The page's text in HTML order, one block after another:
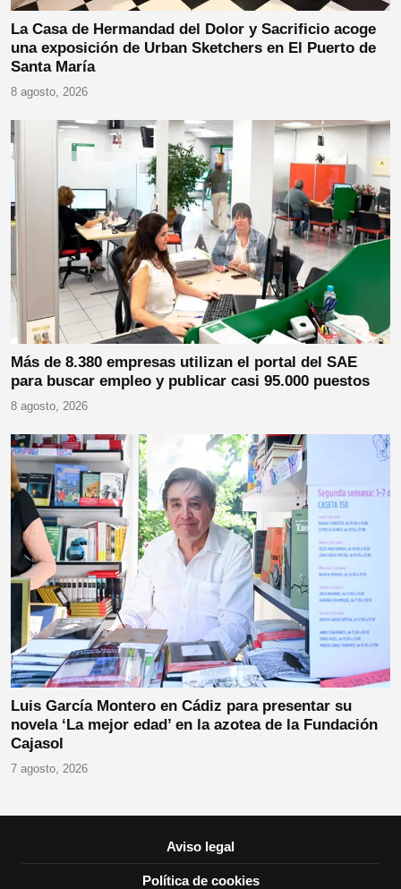
La Casa de Hermandad del Dolor y Sacrificio acoge
una exposición de Urban Sketchers en El Puerto de
Santa María
8 agosto, 2026
Más de 8.380 empresas utilizan el portal del SAE
para buscar empleo y publicar casi 95.000 puestos
8 agosto, 2026
Luis García Montero en Cádiz para presentar su
novela ‘La mejor edad’ en la azotea de la Fundación
Cajasol
7 agosto, 2026
Aviso legal
Política de cookies